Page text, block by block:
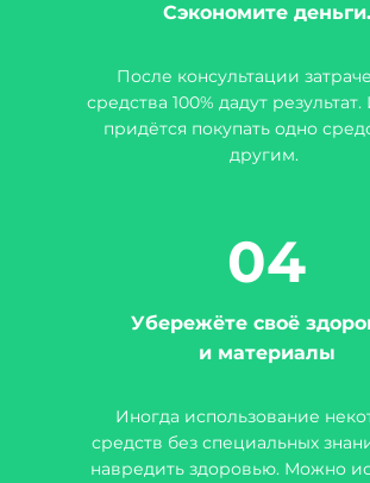
Сэкономите деньги.
После консультации
средства 100% дадут
придётся покупать одно
другим.
04
Убережёте своё
и материалы
Иногда использование
средств без специальных
навредить здоровью. Можно